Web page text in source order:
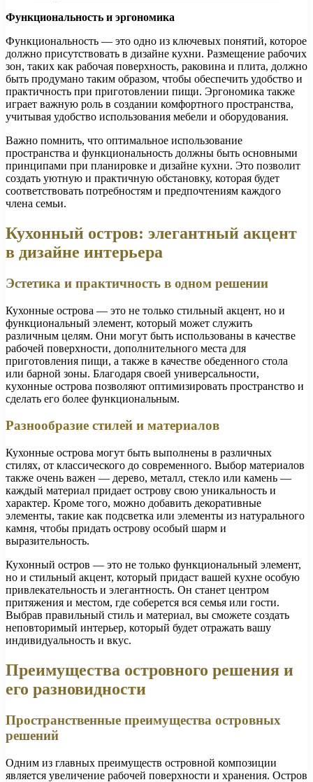
Функциональность и эргономика
Функциональность — это одно из ключевых понятий, которое
должно присутствовать в дизайне кухни. Размещение рабочих
зон, таких как рабочая поверхность, раковина и плита, должно
быть продумано таким образом, чтобы обеспечить удобство и
практичность при приготовлении пищи. Эргономика также
играет важную роль в создании комфортного пространства,
учитывая удобство использования мебели и оборудования.
Важно помнить, что оптимальное использование
пространства и функциональность должны быть основными
принципами при планировке и дизайне кухни. Это позволит
создать уютную и практичную обстановку, которая будет
соответствовать потребностям и предпочтениям каждого
члена семьи.
Кухонный остров: элегантный акцент
в дизайне интерьера
Эстетика и практичность в одном решении
Кухонные острова — это не только стильный акцент, но и
функциональный элемент, который может служить
различным целям. Они могут быть использованы в качестве
рабочей поверхности, дополнительного места для
приготовления пищи, а также в качестве обеденного стола
или барной зоны. Благодаря своей универсальности,
кухонные острова позволяют оптимизировать пространство и
сделать его более функциональным.
Разнообразие стилей и материалов
Кухонные острова могут быть выполнены в различных
стилях, от классического до современного. Выбор материалов
также очень важен — дерево, металл, стекло или камень —
каждый материал придает острову свою уникальность и
характер. Кроме того, можно добавить декоративные
элементы, такие как подсветка или элементы из натурального
камня, чтобы придать острову особый шарм и
выразительность.
Кухонный остров — это не только функциональный элемент,
но и стильный акцент, который придаст вашей кухне особую
привлекательность и элегантность. Он станет центром
притяжения и местом, где соберется вся семья или гости.
Выбрав правильный стиль и материал, вы сможете создать
неповторимый интерьер, который будет отражать вашу
индивидуальность и вкус.
Преимущества островного решения и
его разновидности
Пространственные преимущества островных
решений
Одним из главных преимуществ островной композиции
является увеличение рабочей поверхности и хранения. Остров